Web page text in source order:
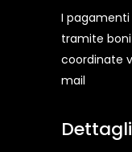
I
tramite
coordinate
mail